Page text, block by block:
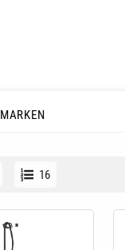
MARKEN
16